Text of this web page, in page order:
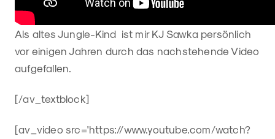
Als altes Jungle-Kind ist mir KJ Sawka persönlich
vor einigen Jahren durch das nachstehende Video
aufgefallen.
[/av_textblock]
[av_video src='https://www.youtube.com/watch?